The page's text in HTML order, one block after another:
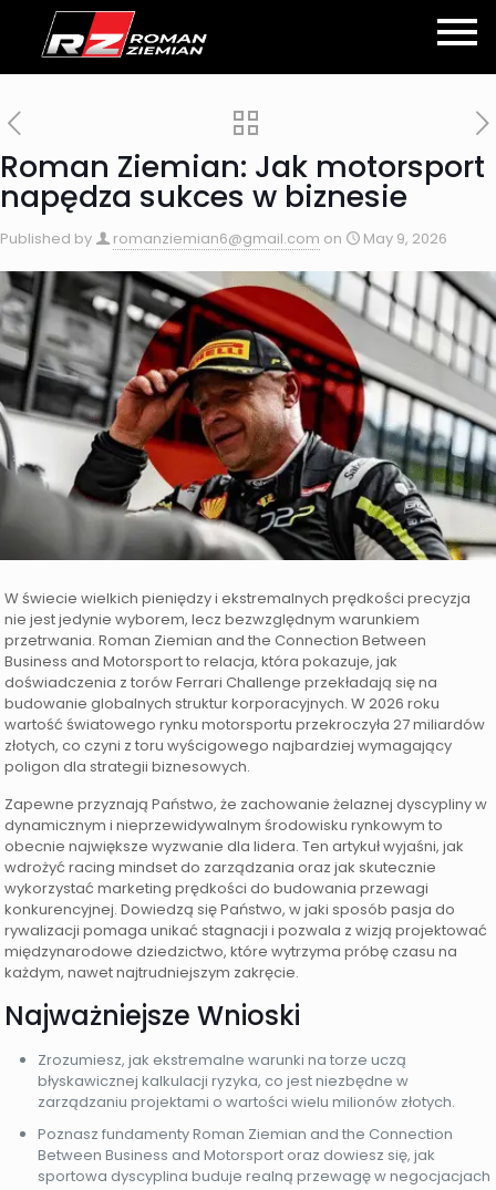
Roman Ziemian: Jak motorsport
napędza sukces w biznesie
Published by romanziemian6@gmail.com on May 9, 2026
W świecie wielkich pieniędzy i ekstremalnych prędkości precyzja
nie jest jedynie wyborem, lecz bezwzględnym warunkiem
przetrwania. Roman Ziemian and the Connection Between
Business and Motorsport to relacja, która pokazuje, jak
doświadczenia z torów Ferrari Challenge przekładają się na
budowanie globalnych struktur korporacyjnych. W 2026 roku
wartość światowego rynku motorsportu przekroczyła 27 miliardów
złotych, co czyni z toru wyścigowego najbardziej wymagający
poligon dla strategii biznesowych.
Zapewne przyznają Państwo, że zachowanie żelaznej dyscypliny w
dynamicznym i nieprzewidywalnym środowisku rynkowym to
obecnie największe wyzwanie dla lidera. Ten artykuł wyjaśni, jak
wdrożyć racing mindset do zarządzania oraz jak skutecznie
wykorzystać marketing prędkości do budowania przewagi
konkurencyjnej. Dowiedzą się Państwo, w jaki sposób pasja do
rywalizacji pomaga unikać stagnacji i pozwala z wizją projektować
międzynarodowe dziedzictwo, które wytrzyma próbę czasu na
każdym, nawet najtrudniejszym zakręcie.
Najważniejsze Wnioski
Zrozumiesz, jak ekstremalne warunki na torze uczą
błyskawicznej kalkulacji ryzyka, co jest niezbędne w
zarządzaniu projektami o wartości wielu milionów złotych.
Poznasz fundamenty Roman Ziemian and the Connection
Between Business and Motorsport oraz dowiesz się, jak
sportowa dyscyplina buduje realną przewagę w negocjacjach